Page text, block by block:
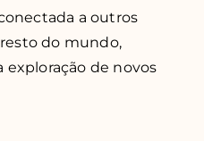
a outros
do mundo,
exploração de novos